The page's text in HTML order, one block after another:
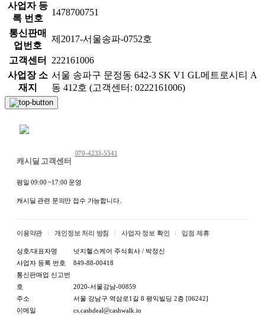
사업자 등
록 번호
1478700751
통신판매
업번호
제2017-서울송파-0752호
고객센터
222161006
사업장 소
재지
서울 송파구 문정동 642-3 SK V1 GL메트로시티 A
동 412호 (고객센터: 0222161006)
캐시딜 고객센터
070-4233-5541
평일 09:00 ~17:00 운영
캐시딜 관련 문의만 접수 가능합니다.
이용약관 개인정보 처리 방침 사업자 정보 확인 입점 제휴
상호/대표자명
넛지헬스케어 주식회사 / 박정신
사업자 등록 번호
849-88-00418
통신판매업 신고번
호
2020-서울강남-00859
주소
서울 강남구 역삼로1길 8 평익빌딩 2층 [06242]
이메일
cs.cashdeal@cashwalk.io